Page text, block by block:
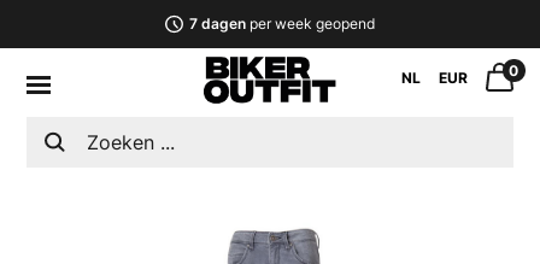
7 dagenper week geopend
NL EUR 0